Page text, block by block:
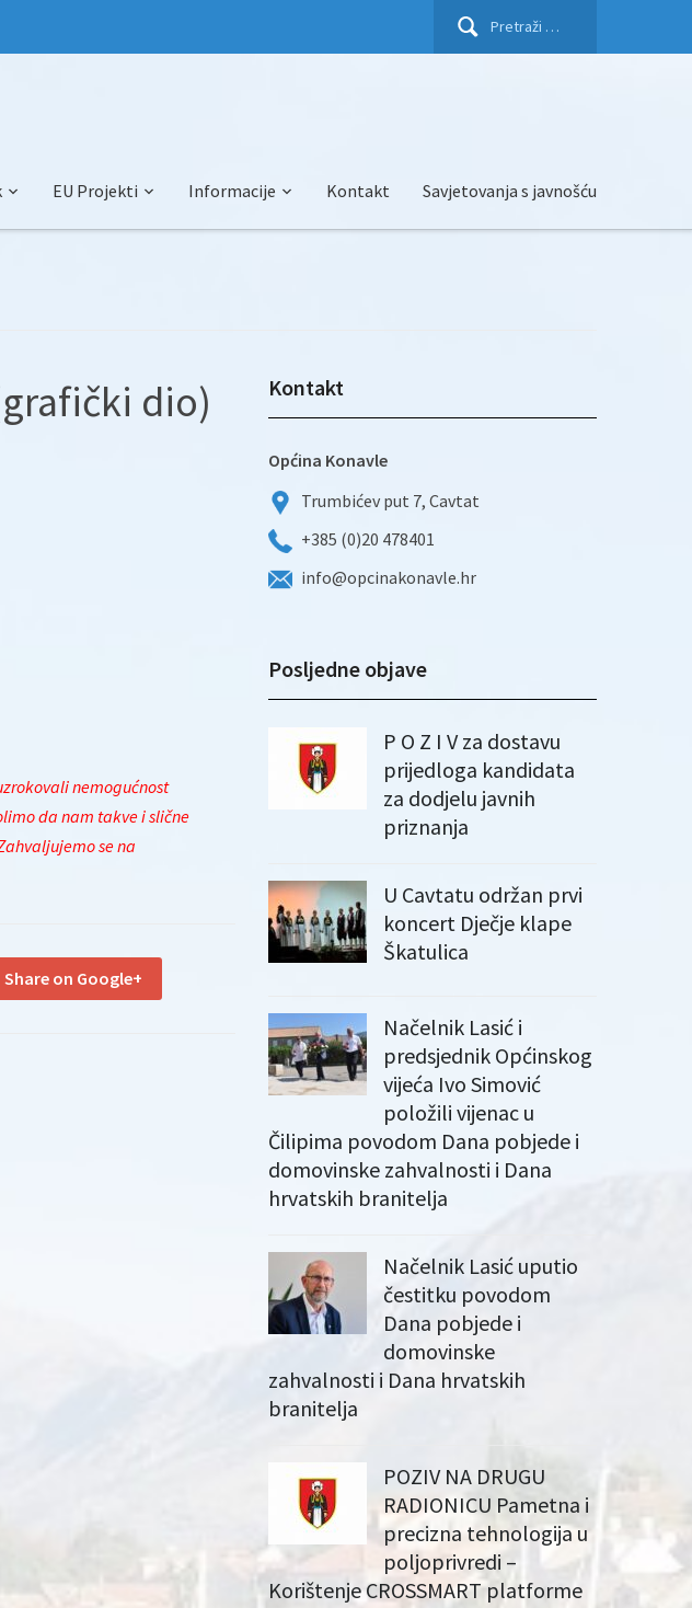
Pretraži:
EU Projekti Informacije Kontakt Savjetovanja s javnošću
dio)
nemogućnost
da nam takve i slične
se na
Share on Google+
Kontakt
Općina Konavle
Trumbićev put 7, Cavtat
+385 (0)20 478401
info@opcinakonavle.hr
Posljedne objave
P O Z I V za dostavu
prijedloga kandidata
za dodjelu javnih
priznanja
U Cavtatu održan prvi
koncert Dječje klape
Škatulica
Načelnik Lasić i
predsjednik Općinskog
vijeća Ivo Simović
položili vijenac u
Čilipima povodom Dana pobjede i
domovinske zahvalnosti i Dana
hrvatskih branitelja
Načelnik Lasić uputio
čestitku povodom
Dana pobjede i
domovinske
zahvalnosti i Dana hrvatskih
branitelja
POZIV NA DRUGU
RADIONICU Pametna i
precizna tehnologija u
poljoprivredi –
Korištenje CROSSMART platforme